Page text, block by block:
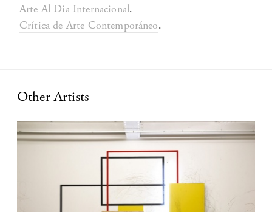
Arte Al Dia Internacional.
Crítica de Arte Contemporáneo.
Other Artists